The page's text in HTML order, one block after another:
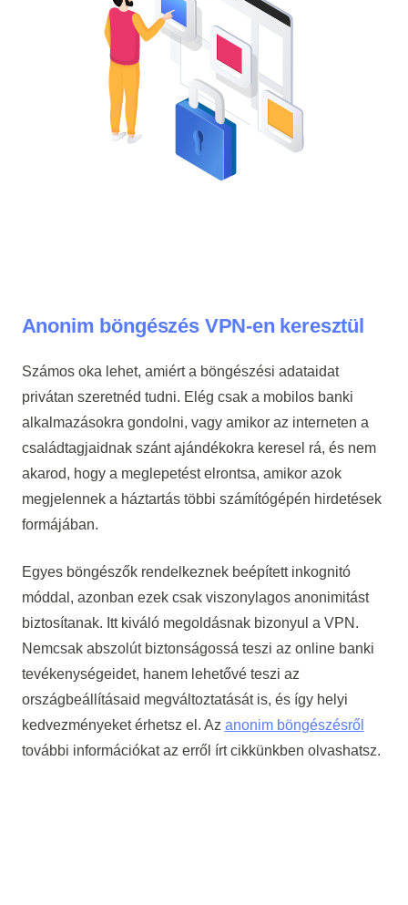
Anonim böngészés VPN-en keresztül
Számos oka lehet, amiért a böngészési adataidat
privátan szeretnéd tudni. Elég csak a mobilos banki
alkalmazásokra gondolni, vagy amikor az interneten a
családtagjaidnak szánt ajándékokra keresel rá, és nem
akarod, hogy a meglepetést elrontsa, amikor azok
megjelennek a háztartás többi számítógépén hirdetések
formájában.
Egyes böngészők rendelkeznek beépített inkognitó
móddal, azonban ezek csak viszonylagos anonimitást
biztosítanak. Itt kiváló megoldásnak bizonyul a VPN.
Nemcsak abszolút biztonságossá teszi az online banki
tevékenységeidet, hanem lehetővé teszi az
országbeállításaid megváltoztatását is, és így helyi
kedvezményeket érhetsz el. Az anonim böngészésről
további információkat az erről írt cikkünkben olvashatsz.